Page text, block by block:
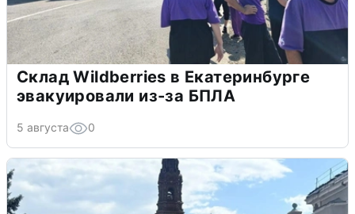
Склад Wildberries в Екатеринбурге
эвакуировали из-за БПЛА
5 августа 0